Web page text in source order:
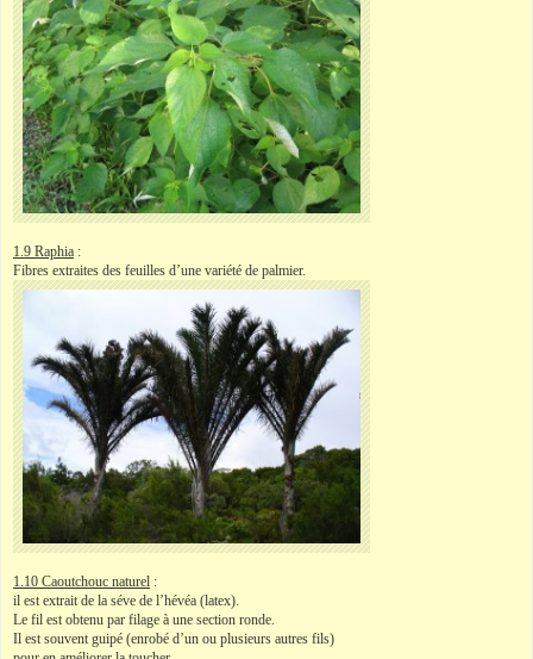
1.9 Raphia :
Fibres extraites des feuilles d’une variété de palmier.
1.10 Caoutchouc naturel :
il est extrait de la séve de l’hévéa (latex).
Le fil est obtenu par filage à une section ronde.
Il est souvent guipé (enrobé d’un ou plusieurs autres fils)